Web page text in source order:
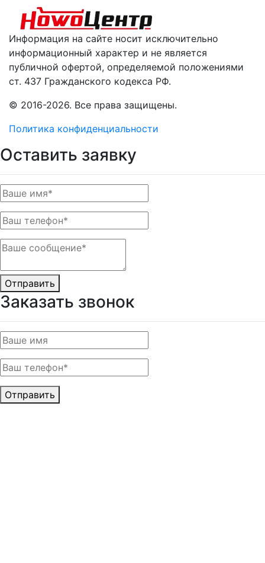
Информация на сайте носит исключительно
информационный характер и не является
публичной офертой, определяемой положениями
ст. 437 Гражданского кодекса РФ.
© 2016-2026. Все права защищены.
Политика конфиденциальности
Оставить заявку
Отправить
Заказать звонок
Отправить